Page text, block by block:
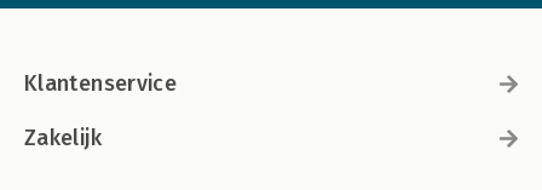
Klantenservice
Zakelijk